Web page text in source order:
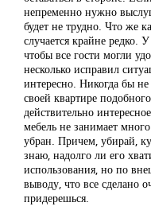
непременно нужно
будет не трудно. Что же
случается крайне редко.
чтобы все гости могли
несколько исправил
интересно. Никогда бы
своей квартире
действительно
мебель не занимает
убран. Причем, убирай,
знаю, надолго ли его
использования, но по
выводу, что все сделано
придерешься.